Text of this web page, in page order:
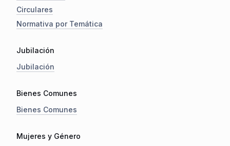
Circulares
Normativa por Temática
Jubilación
Jubilación
Bienes Comunes
Bienes Comunes
Mujeres y Género